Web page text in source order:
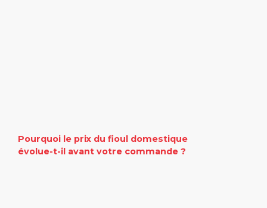
Pourquoi le prix du fioul domestique
évolue-t-il avant votre commande ?